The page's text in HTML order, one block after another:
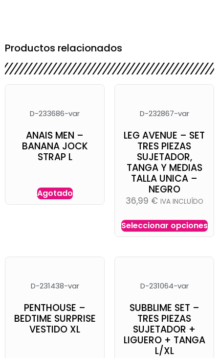
Productos relacionados
D-233686-var
ANAIS MEN –
BANANA JOCK
STRAP L
Agotado
D-232867-var
LEG AVENUE – SET
TRES PIEZAS
SUJETADOR,
TANGA Y MEDIAS
TALLA UNICA –
NEGRO
36,99 € IVA INCLUÍDO
Seleccionar opciones
D-231438-var
PENTHOUSE –
BEDTIME SURPRISE
VESTIDO XL
D-231064-var
SUBBLIME SET –
TRES PIEZAS
SUJETADOR +
LIGUERO + TANGA
L/XL